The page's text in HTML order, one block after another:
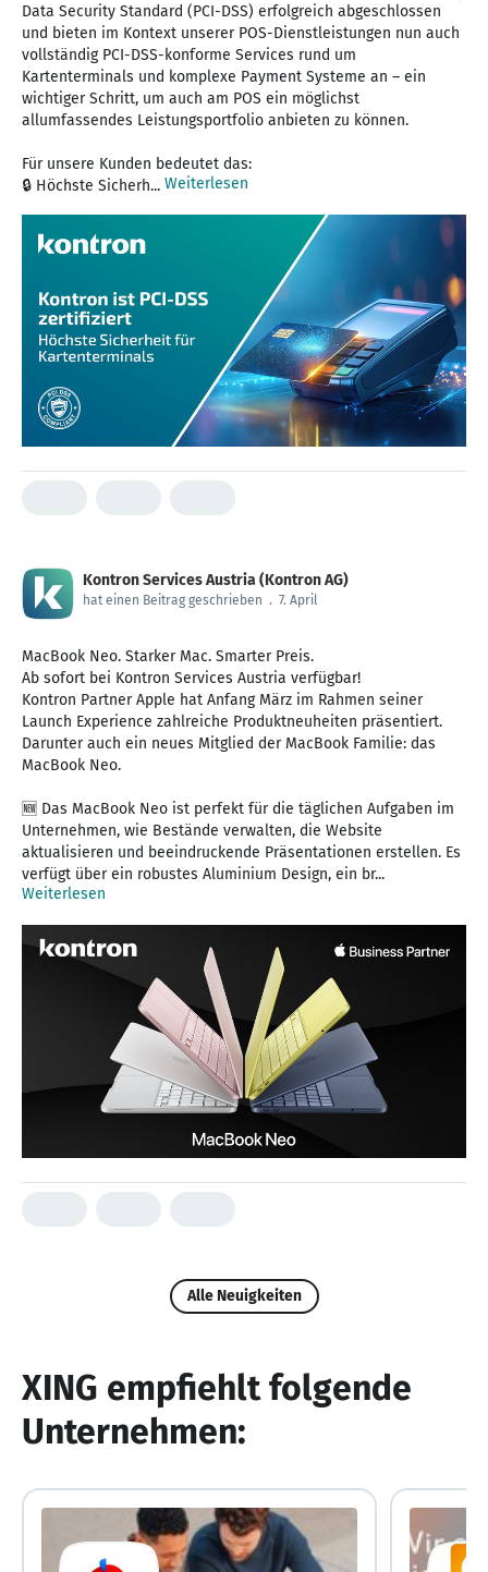
Data Security Standard (PCI-DSS) erfolgreich abgeschlossen
und bieten im Kontext unserer POS-Dienstleistungen nun auch
vollständig PCI-DSS-konforme Services rund um
Kartenterminals und komplexe Payment Systeme an – ein
wichtiger Schritt, um auch am POS ein möglichst
allumfassendes Leistungsportfolio anbieten zu können.
Für unsere Kunden bedeutet das:
🔒 Höchste Sicherh... Weiterlesen
Kontron Services Austria (Kontron AG)
hat einen Beitrag geschrieben . 7. April
MacBook Neo. Starker Mac. Smarter Preis.
Ab sofort bei Kontron Services Austria verfügbar!
Kontron Partner Apple hat Anfang März im Rahmen seiner
Launch Experience zahlreiche Produktneuheiten präsentiert.
Darunter auch ein neues Mitglied der MacBook Familie: das
MacBook Neo.
🆕 Das MacBook Neo ist perfekt für die täglichen Aufgaben im
Unternehmen, wie Bestände verwalten, die Website
aktualisieren und beeindruckende Präsentationen erstellen. Es
verfügt über ein robustes Aluminium Design, ein br...
Weiterlesen
Alle Neuigkeiten
XING empfiehlt folgende
Unternehmen: